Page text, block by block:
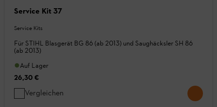
Service Kit 37
Service Kits
Für STIHL Blasgerät BG 86 (ab 2013) und Saughäcksler SH 86
(ab 2013)
Auf Lager
26,30 €
Vergleichen